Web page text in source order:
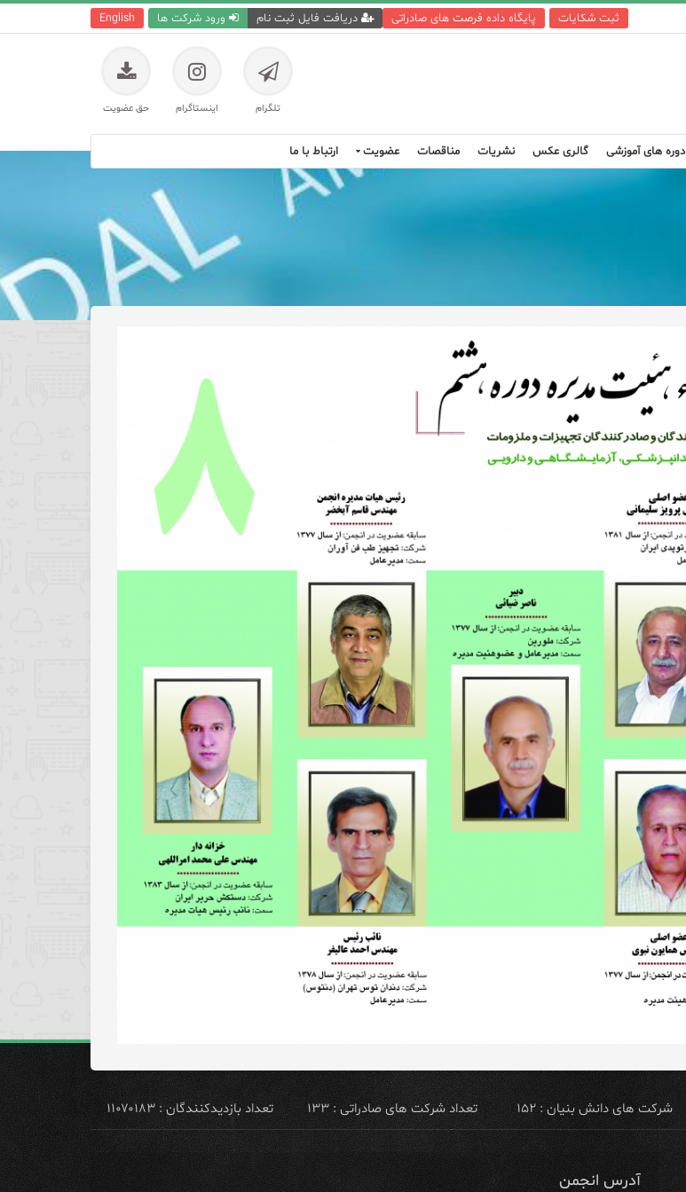
English ورود شرکت ها دریافت فایل ثبت نام پایگاه داده فرصت های صادراتی ثبت شکایات
تلگرام اینستاگرام حق عضویت
دوره های آموزشی گالری عکس نشریات مناقصات عضویت ارتباط با ما
شرکت های دانش بنیان : ۱۵۲ تعداد شرکت های صادراتی : ۱۳۳ تعداد بازدیدکنندگان : ۱۱۰۷۰۱۸۳
آدرس انجمن